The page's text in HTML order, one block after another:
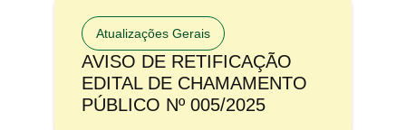
Atualizações Gerais
AVISO DE RETIFICAÇÃO
EDITAL DE CHAMAMENTO
PÚBLICO Nº 005/2025